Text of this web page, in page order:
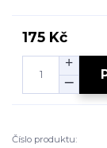
175 Kč
Číslo produktu: